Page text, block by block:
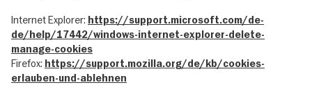
Internet Explorer: https://support.microsoft.com/de-
de/help/17442/windows-internet-explorer-delete-
manage-cookies
Firefox: https://support.mozilla.org/de/kb/cookies-
erlauben-und-ablehnen